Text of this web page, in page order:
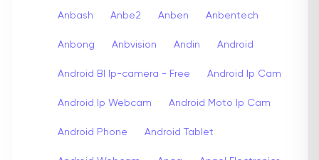
Anbash Anbe2 Anben Anbentech
Anbong Anbvision Andin Android
Android Bl Ip-camera - Free Android Ip Cam
Android Ip Webcam Android Moto Ip Cam
Android Phone Android Tablet